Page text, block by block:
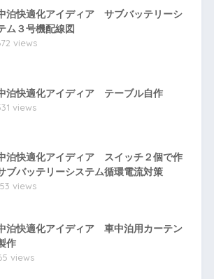
泊快適化アイディア サブバッテリーシ
ム３号機配線図
views
泊快適化アイディア テーブル自作
views
泊快適化アイディア スイッチ２個で作
ブバッテリーシステム循環電流対策
views
泊快適化アイディア 車中泊用カーテン
作
views